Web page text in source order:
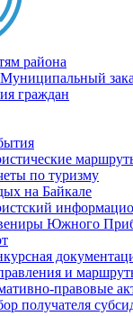
района
граждан
по туризму
на Байкале
Южного
и
правовые
получателя